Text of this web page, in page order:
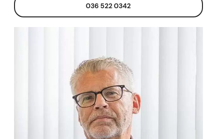
036 522 0342